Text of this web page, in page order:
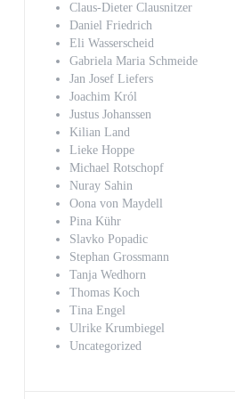
Claus-Dieter Clausnitzer
Daniel Friedrich
Eli Wasserscheid
Gabriela Maria Schmeide
Jan Josef Liefers
Joachim Król
Justus Johanssen
Kilian Land
Lieke Hoppe
Michael Rotschopf
Nuray Sahin
Oona von Maydell
Pina Kühr
Slavko Popadic
Stephan Grossmann
Tanja Wedhorn
Thomas Koch
Tina Engel
Ulrike Krumbiegel
Uncategorized